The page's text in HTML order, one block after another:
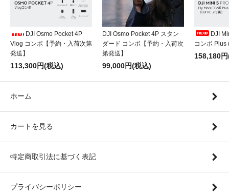
DJI Osmo Pocket 4P
Vlog コンボ【予約・入荷次第
発送】
113,300円(税込)
DJI Osmo Pocket 4P スタン
ダード コンボ【予約・入荷次
第発送】
99,000円(税込)
DJI
コンボ Plus
158,180
ホーム
カートを見る
特定商取引法に基づく表記
プライバシーポリシー